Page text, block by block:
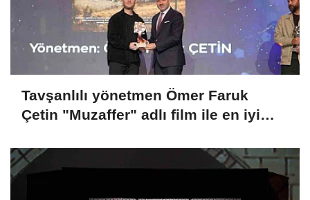
Tavşanlılı yönetmen Ömer Faruk
Çetin "Muzaffer" adlı film ile en iyi